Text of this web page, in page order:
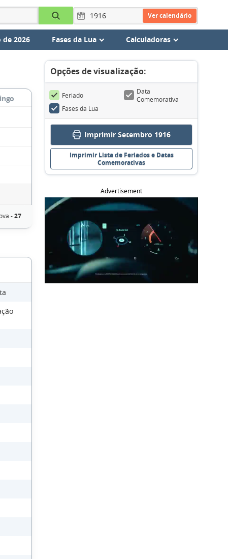
Ver calendário
2026 Fases da Lua Calculadoras
-27
Opções de visualização:
Feriado
Data
Comemorativa
Fases da Lua
Imprimir Setembro 1916
Imprimir Lista de Feriados e Datas
Comemorativas
Advertisement